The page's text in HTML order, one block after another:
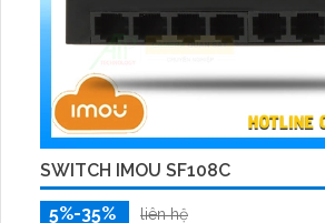
SWITCH IMOU SF108C
5%-35% liên hệ